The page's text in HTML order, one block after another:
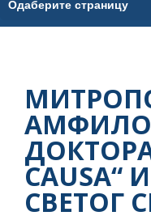
CAUSA“
СВЕТОГ